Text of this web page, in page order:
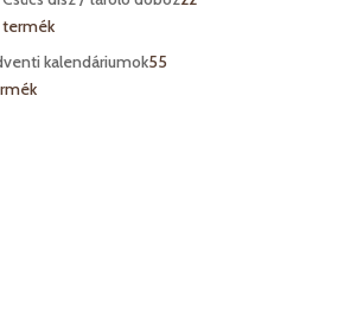
termék
kalendáriumok55